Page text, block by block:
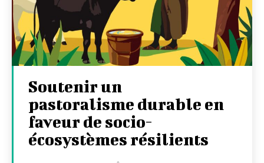
Soutenir un
pastoralisme durable en
faveur de socio-
écosystèmes résilients